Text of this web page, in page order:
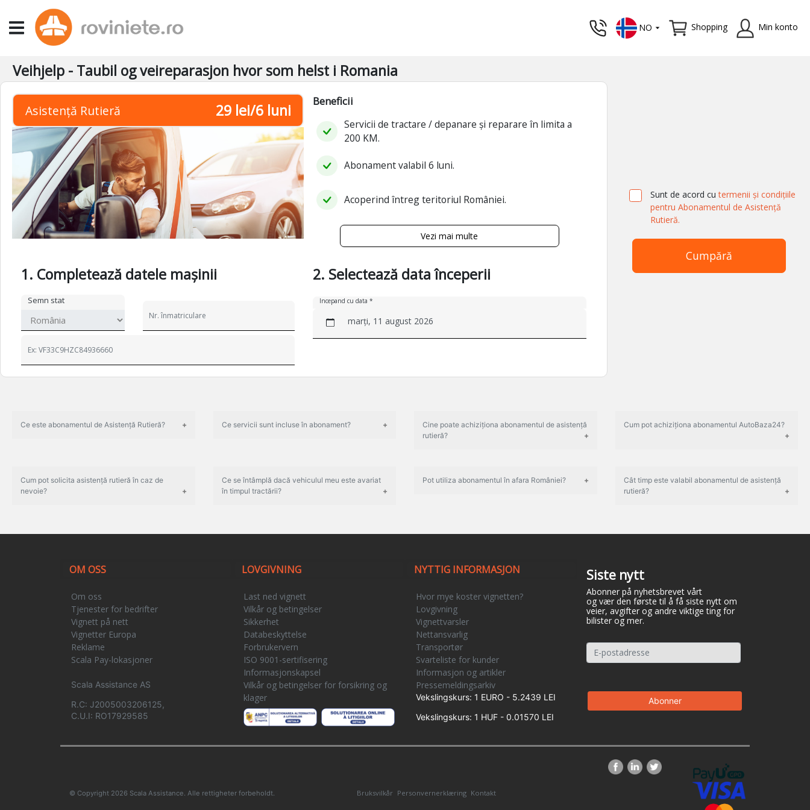
NO Shopping Min konto
Veihjelp - Taubil og veireparasjon hvor som helst i Romania
Asistență Rutieră 29 lei/6 luni Beneficii
Servicii de tractare / depanare și reparare în limita a
200 KM.
Abonament valabil 6 luni.
Acoperind întreg teritoriul României.
Vezi mai multe
1. Completează datele mașinii
Semn stat
2. Selectează data începerii
Incepand cu data *
marți, 11 august 2026
Sunt de acord cutermenii și condițiile
pentru Abonamentul de Asistență
Rutieră.
Cumpără
Ce este abonamentul de Asistență Rutieră? Ce servicii sunt incluse în abonament?
Cine poate achiziționa abonamentul de asistență
rutieră?
Cum pot achiziționa abonamentul AutoBaza24?
Cum pot solicita asistență rutieră în caz de
nevoie?
Ce se întâmplă dacă vehiculul meu este avariat
în timpul tractării?
Pot utiliza abonamentul în afara României?
Cât timp este valabil abonamentul de asistență
rutieră?
OM OSS
Om oss
Tjenester for bedrifter
Vignett på nett
Vignetter Europa
Reklame
Scala Pay-lokasjoner
Scala Assistance AS
R.C: J2005003206125,
C.U.I: RO17929585
LOVGIVNING
Last ned vignett
Vilkår og betingelser
Sikkerhet
Databeskyttelse
Forbrukervern
ISO 9001-sertifisering
Informasjonskapsel
Vilkår og betingelser for forsikring og
klager
NYTTIG INFORMASJON
Hvor mye koster vignetten?
Lovgivning
Vignettvarsler
Nettansvarlig
Transportør
Svarteliste for kunder
Informasjon og artikler
Pressemeldingsarkiv
Vekslingskurs: 1 EURO - 5.2439 LEI
Vekslingskurs: 1 HUF - 0.01570 LEI
Siste nytt
Abonner på nyhetsbrevet vårt
og vær den første til å få siste nytt om
veier, avgifter og andre viktige ting for
bilister og mer.
© Copyright 2026 Scala Assistance. Alle rettigheter forbeholdt. Bruksvilkår Personvernerklæring Kontakt